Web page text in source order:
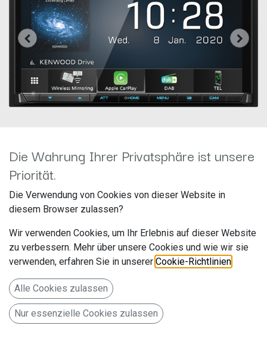
Kenwood DMX8020DABS
Artikelnummer: DMX8020DABS
JVCKENWOOD Deutschland GmbH
Konrad-Adenauer-Allee 1-11
Bad Vilbel 61118
Deutschland www.de.jvckenwood.com
Die Wahrung Ihrer Privatsphäre ist unsere
Priorität.
Die Verwendung von Cookies von dieser Website in
diesem Browser zulassen?
Wir verwenden Cookies, um Ihr Erlebnis auf dieser Website
zu verbessern. Mehr über unsere Cookies und wie wir sie
verwenden, erfahren Sie in unserer Cookie-Richtlinien
Alle Cookies zulassen
Nur essenzielle Cookies zulassen